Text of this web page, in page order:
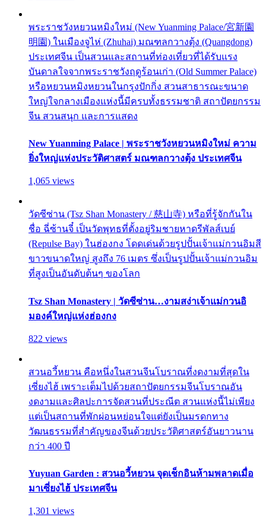
พระราชวังหยวนหมิงใหม่ (New Yuanming Palace/宮新園
明園) ในเมืองจูไห่ (Zhuhai) มณฑลกวางตุ้ง (Quangdong)
ประเทศจีน เป็นสวนและสถานที่ท่องเที่ยวที่ได้รับแรง
บันดาลใจจากพระราชวังฤดูร้อนเก่า (Old Summer Palace)
หรือหยวนหมิงหยวนในกรุงปักกิ่ง สวนสาธารณะขนาด
ใหญ่ใจกลางเมืองแห่งนี้มีครบทั้งธรรมชาติ สถาปัตยกรรม
จีน สวนสนุก และการแสดง
New Yuanming Palace | พระราชวังหยวนหมิงใหม่ ความ
ยิ่งใหญ่แห่งประวัติศาสตร์ มณฑลกวางตุ้ง ประเทศจีน
1,065 views
วัดซีซ่าน (Tsz Shan Monastery / 慈山寺) หรือที่รู้จักกันใน
ชื่อ ฉี่ซ้านจี๋ เป็นวัดพุทธที่ตั้งอยู่ริมชายหาดรีพัลส์เบย์
(Repulse Bay) ในฮ่องกง โดดเด่นด้วยรูปปั้นเจ้าแม่กวนอิมสี
ขาวขนาดใหญ่ สูงถึง 76 เมตร ซึ่งเป็นรูปปั้นเจ้าแม่กวนอิม
ที่สูงเป็นอันดับต้นๆ ของโลก
Tsz Shan Monastery | วัดซีซ่าน…งามสง่าเจ้าแม่กวนอิ
มองค์ใหญ่แห่งฮ่องกง
822 views
สวนอวี้หยวน คือหนึ่งในสวนจีนโบราณที่งดงามที่สุดใน
เซี่ยงไฮ้ เพราะเต็มไปด้วยสถาปัตยกรรมจีนโบราณอัน
งดงามและศิลปะการจัดสวนที่ประณีต สวนแห่งนี้ไม่เพียง
แต่เป็นสถานที่พักผ่อนหย่อนใจแต่ยังเป็นมรดกทาง
วัฒนธรรมที่สำคัญของจีนด้วยประวัติศาสตร์อันยาวนาน
กว่า 400 ปี
Yuyuan Garden : สวนอวี้หยวน จุดเช็กอินห้ามพลาดเมื่อ
มาเซี่ยงไฮ้ ประเทศจีน
1,301 views